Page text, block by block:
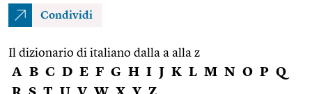
Condividi
Il dizionario di italiano dalla a alla z
A B C D E F G H I J K L M N O P Q